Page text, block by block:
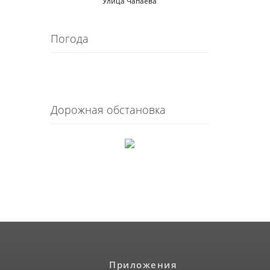
Погода
Дорожная обстановка
Приложения